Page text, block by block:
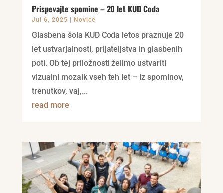
Prispevajte spomine – 20 let KUD Coda
Jul 6, 2025 Novice
Glasbena šola KUD Coda letos praznuje 20
let ustvarjalnosti, prijateljstva in glasbenih
poti. Ob tej priložnosti želimo ustvariti
vizualni mozaik vseh teh let – iz spominov,
trenutkov, vaj,...
read more